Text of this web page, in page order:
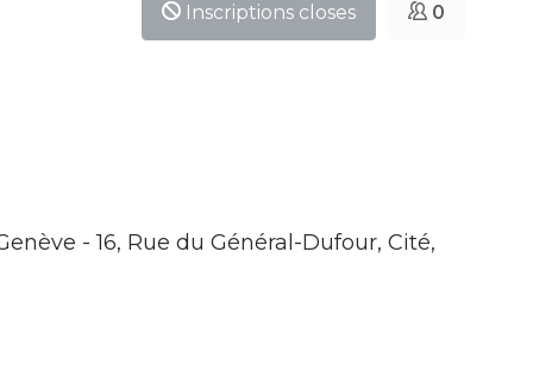
Inscriptions closes 0
- 16, Rue du Général-Dufour, Cité,